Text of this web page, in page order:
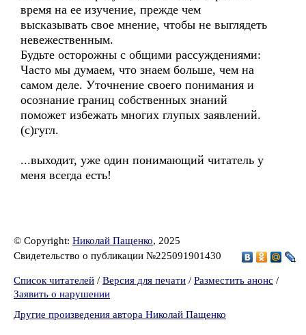
время на ее изучение, прежде чем
высказывать свое мнение, чтобы не выглядеть
невежественным.
Будьте осторожны с общими рассуждениями:
Часто мы думаем, что знаем больше, чем на
самом деле. Уточнение своего понимания и
осознание границ собственных знаний
поможет избежать многих глупых заявлений.
(с)гугл.
...выходит, уже один понимающий читатель у
меня всегда есть!
© Copyright: Николай Пащенко, 2025
Свидетельство о публикации №225091901430
Список читателей / Версия для печати / Разместить анонс /
Заявить о нарушении
Другие произведения автора Николай Пащенко